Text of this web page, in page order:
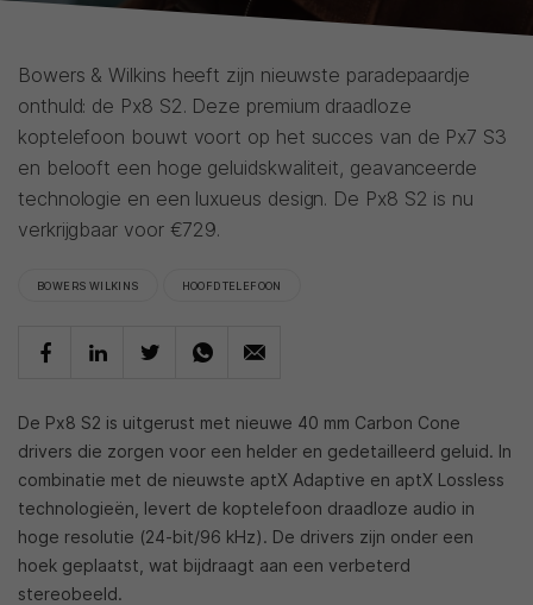
Bowers & Wilkins heeft zijn nieuwste paradepaardje
onthuld: de Px8 S2. Deze premium draadloze
koptelefoon bouwt voort op het succes van de Px7 S3
en belooft een hoge geluidskwaliteit, geavanceerde
technologie en een luxueus design. De Px8 S2 is nu
verkrijgbaar voor €729.
BOWERS WILKINS HOOFDTELEFOON
De Px8 S2 is uitgerust met nieuwe 40 mm Carbon Cone
drivers die zorgen voor een helder en gedetailleerd geluid. In
combinatie met de nieuwste aptX Adaptive en aptX Lossless
technologieën, levert de koptelefoon draadloze audio in
hoge resolutie (24-bit/96 kHz). De drivers zijn onder een
hoek geplaatst, wat bijdraagt aan een verbeterd
stereobeeld.